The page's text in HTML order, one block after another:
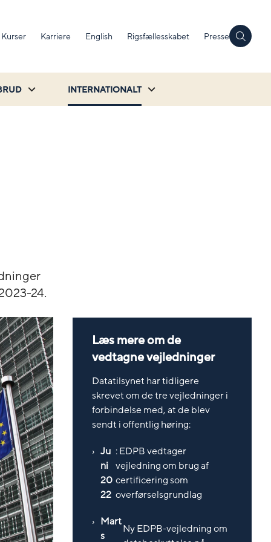
Kurser Karriere English Rigsfællesskabet Presse
INTERNATIONALT
24.
Læs mere om de
vedtagne vejledninger
Datatilsynet har tidligere
skrevet om de tre vejledninger i
forbindelse med, at de blev
sendt i offentlig høring:
Ju
ni
20
22
: EDPB vedtager
vejledning om brug af
certificering som
overførselsgrundlag
Mart
s
Ny EDPB-vejledning om